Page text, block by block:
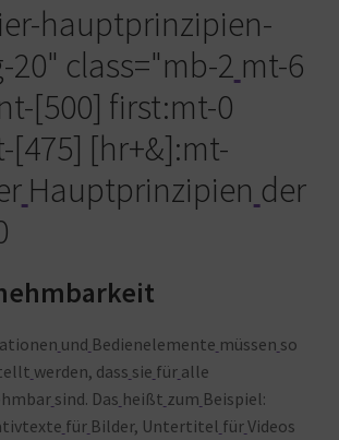
hauptprinzipien-
20" class="mb-2 mt-6
[500] first:mt-0
[hr+&]:mt-
Hauptprinzipien der
und Bedienelemente müssen so
werden, dass sie für alle
sind. Das heißt zum Beispiel:
für Bilder, Untertitel fürVideos